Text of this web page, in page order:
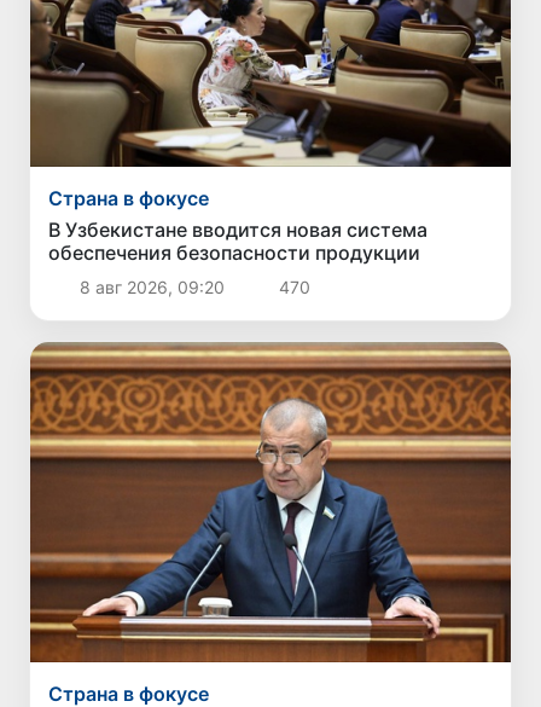
Страна в фокусе
В Узбекистане вводится новая система
обеспечения безопасности продукции
8 авг 2026, 09:20 470
Страна в фокусе